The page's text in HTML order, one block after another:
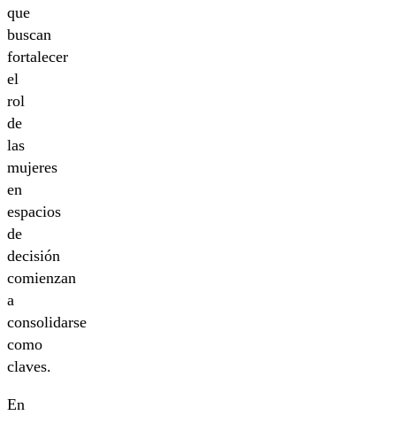
que
buscan
fortalecer
el
rol
de
las
mujeres
en
espacios
de
decisión
comienzan
a
consolidarse
como
claves.
En